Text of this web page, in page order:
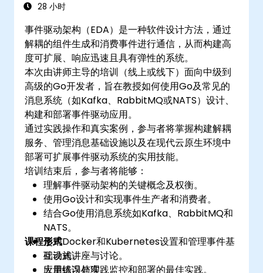
28 小时
事件驱动架构（EDA）是一种软件设计方法，通过
解耦的组件生成和消费事件进行通信，从而构建高
度可扩展、响应迅速且具有弹性的系统。
本次由讲师主导的培训（线上或线下）面向中级到
高级的Go开发者，旨在教授如何使用Go及常见的
消息系统（如Kafka、RabbitMQ或NATS）设计、
构建和部署事件驱动应用。
通过实践操作和真实案例，参与者将掌握构建解耦
服务、管理消息基础设施以及在现代云原生环境中
部署可扩展事件驱动系统的实用技能。
培训结束后，参与者将能够：
理解事件驱动架构的关键概念及权衡。
使用Go设计和实现事件生产者和消费者。
结合Go使用消息系统如Kafka、RabbitMQ和
NATS。
使用Docker和Kubernetes设置和管理事件基
础设施。
应用错误处理、监控和部署的最佳实践。
课程形式
互动式讲座与讨论。
大量练习与实践。